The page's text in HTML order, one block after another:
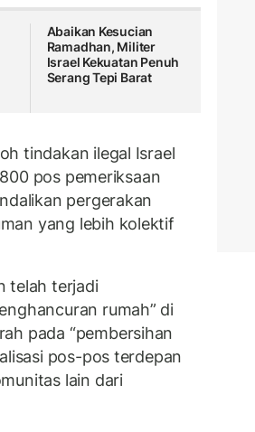
Abaikan Kesucian
Ramadhan, Militer
Israel Kekuatan Penuh
Serang Tepi Barat
tindakan ilegal Israel
pos pemeriksaan
pergerakan
yang lebih kolektif
telah terjadi
rumah” di
pada “pembersihan
pos-pos terdepan
lain dari